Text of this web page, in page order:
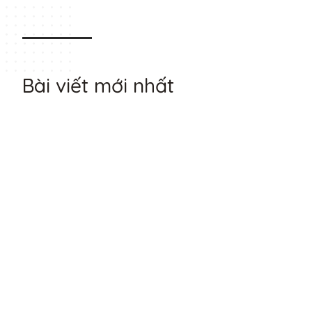
Bài viết mới nhất